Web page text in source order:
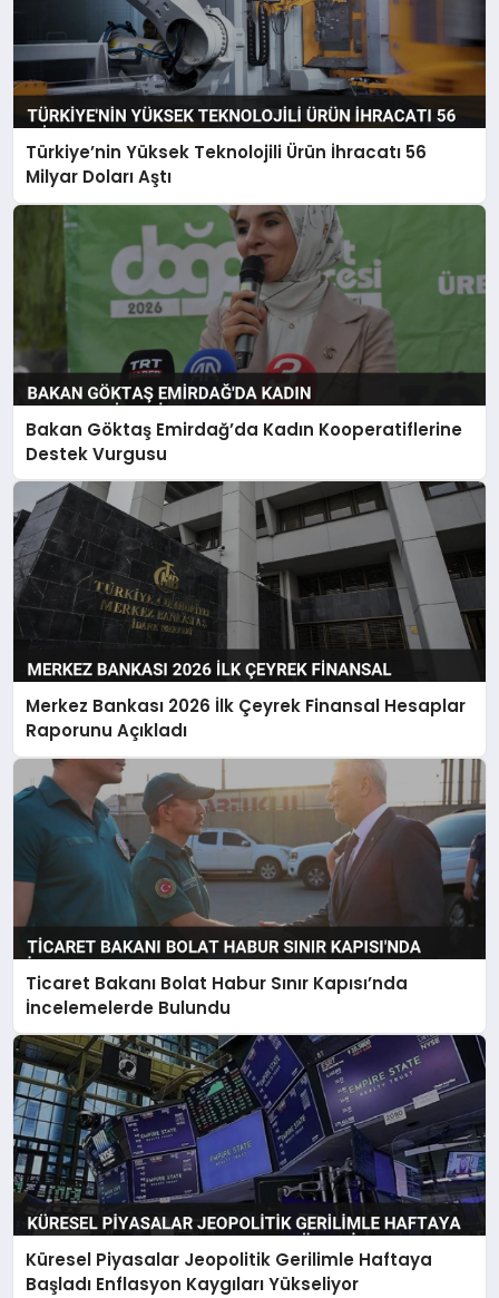
Türkiye’nin Yüksek Teknolojili Ürün İhracatı 56
Milyar Doları Aştı
Bakan Göktaş Emirdağ’da Kadın Kooperatiflerine
Destek Vurgusu
Merkez Bankası 2026 İlk Çeyrek Finansal Hesaplar
Raporunu Açıkladı
Ticaret Bakanı Bolat Habur Sınır Kapısı’nda
İncelemelerde Bulundu
Küresel Piyasalar Jeopolitik Gerilimle Haftaya
Başladı Enflasyon Kaygıları Yükseliyor